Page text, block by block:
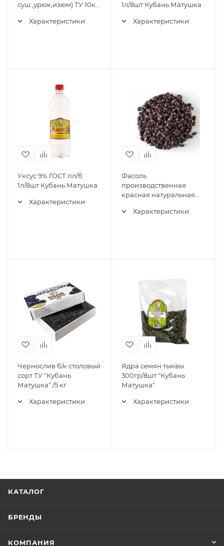
суш.,урюк,изюм) ТУ 10кг
Характеристики
1л/8шт Кубань Матушка
Характеристики
Уксус 9% ГОСТ пл/б
1л/8шт Кубань Матушка
Характеристики
Фасоль
производственная
красная натуральная
Характеристики
Чернослив б/к столовый
сорт ТУ "Кубань
Матушка" /5 кг
Характеристики
Ядра семян тыквы
300гр/8шт "Кубань
Матушка"
Характеристики
КАТАЛОГ
БРЕНДЫ
КОМПАНИЯ